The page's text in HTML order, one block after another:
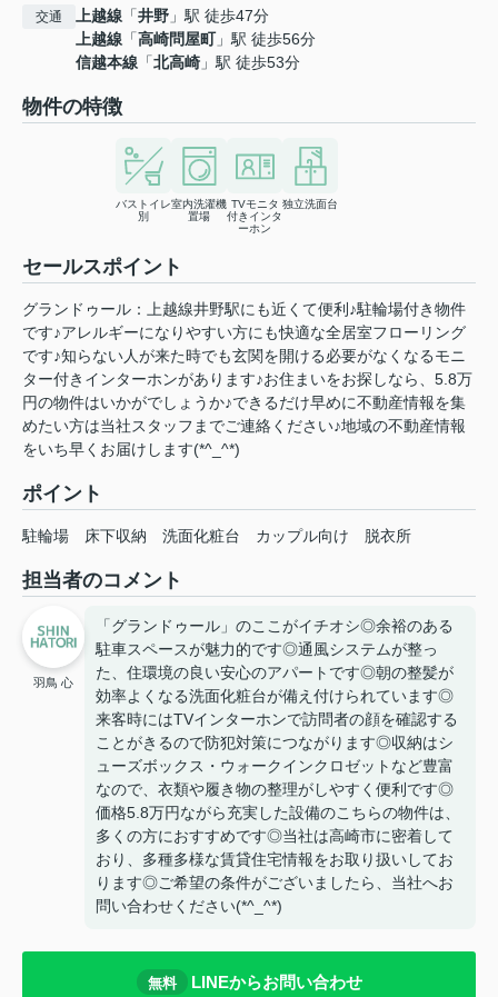
交通 上越線 「井野 」駅 徒歩47分
上越線 「高崎問屋町」駅 徒歩56分
信越本線 「北高崎 」駅 徒歩53分
物件の特徴
バストイレ
別
室内洗濯機
置場
TVモニタ
付きインタ
ーホン
独立洗面台
セールスポイント
グランドゥール：上越線井野駅にも近くて便利♪駐輪場付き物件
です♪アレルギーになりやすい方にも快適な全居室フローリング
です♪知らない人が来た時でも玄関を開ける必要がなくなるモニ
ター付きインターホンがあります♪お住まいをお探しなら、5.8万
円の物件はいかがでしょうか♪できるだけ早めに不動産情報を集
めたい方は当社スタッフまでご連絡ください♪地域の不動産情報
をいち早くお届けします(*^_^*)
ポイント
駐輪場 床下収納 洗面化粧台 カップル向け 脱衣所
担当者のコメント
羽鳥 心
「グランドゥール」のここがイチオシ◎余裕のある
駐車スペースが魅力的です◎通風システムが整っ
た、住環境の良い安心のアパートです◎朝の整髪が
効率よくなる洗面化粧台が備え付けられています◎
来客時にはTVインターホンで訪問者の顔を確認する
ことがきるので防犯対策につながります◎収納はシ
ューズボックス・ウォークインクロゼットなど豊富
なので、衣類や履き物の整理がしやすく便利です◎
価格5.8万円ながら充実した設備のこちらの物件は、
多くの方におすすめです◎当社は高崎市に密着して
おり、多種多様な賃貸住宅情報をお取り扱いしてお
ります◎ご希望の条件がございましたら、当社へお
問い合わせください(*^_^*)
無料 LINEからお問い合わせ